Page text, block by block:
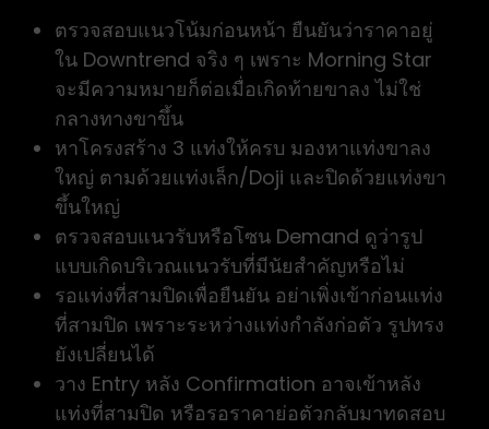
ตรวจสอบแนวโน้มก่อนหน้า ยืนยันว่าราคาอยู่
ใน Downtrend จริง ๆ เพราะ Morning Star
จะมีความหมายก็ต่อเมื่อเกิดท้ายขาลง ไม่ใช่
กลางทางขาขึ้น
หาโครงสร้าง 3 แท่งให้ครบ มองหาแท่งขาลง
ใหญ่ ตามด้วยแท่งเล็ก/Doji และปิดด้วยแท่งขา
ขึ้นใหญ่
ตรวจสอบแนวรับหรือโซน Demand ดูว่ารูป
แบบเกิดบริเวณแนวรับที่มีนัยสำคัญหรือไม่
รอแท่งที่สามปิดเพื่อยืนยัน อย่าเพิ่งเข้าก่อนแท่ง
ที่สามปิด เพราะระหว่างแท่งกำลังก่อตัว รูปทรง
ยังเปลี่ยนได้
วาง Entry หลัง Confirmation อาจเข้าหลัง
แท่งที่สามปิด หรือรอราคาย่อตัวกลับมาทดสอบ